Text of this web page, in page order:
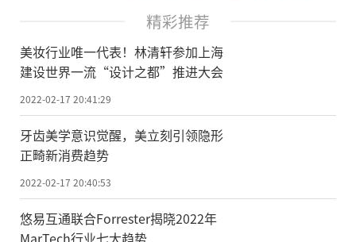
精彩推荐
美妆行业唯一代表！林清轩参加上海
建设世界一流“设计之都”推进大会
2022-02-17 20:41:29
牙齿美学意识觉醒，美立刻引领隐形
正畸新消费趋势
2022-02-17 20:40:53
悠易互通联合Forrester揭晓2022年
MarTech行业七大趋势